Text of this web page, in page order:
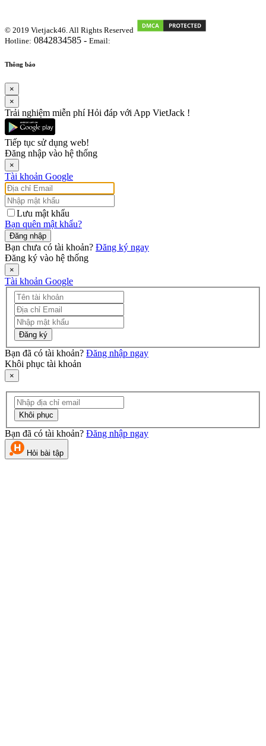
© 2019 Vietjack46. All Rights Reserved
Hotline: 0842834585 - Email:
Thông báo
×
×
Trải nghiệm miễn phí Hỏi đáp với App VietJack !
Tiếp tục sử dụng web!
Đăng nhập vào hệ thống
×
Tài khoản Google
Lưu mật khẩu
Bạn quên mật khẩu?
Đăng nhập
Bạn chưa có tài khoản? Đăng ký ngay
Đăng ký vào hệ thống
×
Tài khoản Google
Đăng ký
Bạn đã có tài khoản? Đăng nhập ngay
Khôi phục tài khoản
×
Khôi phục
Bạn đã có tài khoản? Đăng nhập ngay
Hỏi bài tập